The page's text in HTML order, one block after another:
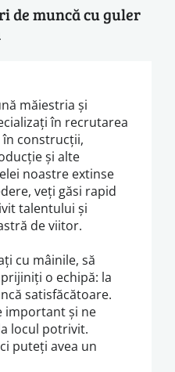
de muncă cu guler
măiestria și
în recrutarea
construcții,
și alte
noastre extinse
veți găsi rapid
talentului și
de viitor.
cu mâinile, să
o echipă: la
satisfăcătoare.
important și ne
locul potrivit.
puteți avea un